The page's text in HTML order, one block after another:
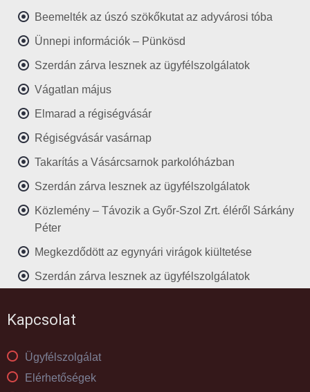
Beemelték az úszó szökőkutat az adyvárosi tóba
Ünnepi információk – Pünkösd
Szerdán zárva lesznek az ügyfélszolgálatok
Vágatlan május
Elmarad a régiségvásár
Régiségvásár vasárnap
Takarítás a Vásárcsarnok parkolóházban
Szerdán zárva lesznek az ügyfélszolgálatok
Közlemény – Távozik a Győr-Szol Zrt. éléről Sárkány
Péter
Megkezdődött az egynyári virágok kiültetése
Szerdán zárva lesznek az ügyfélszolgálatok
Kapcsolat
Ügyfélszolgálat
Elérhetőségek